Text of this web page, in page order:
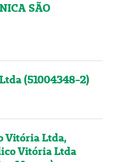
SÃO
(51004348-2)
Vitória Ltda,
Vitória Ltda